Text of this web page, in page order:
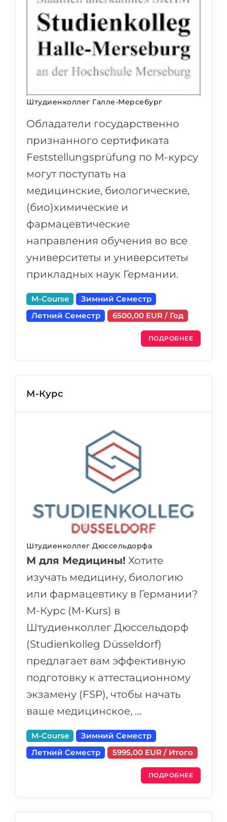
Штудиенколлег Галле-Мерсебург
Обладатели государственно
признанного сертификата
Feststellungsprüfung по М-курсу
могут поступать на
медицинские, биологические,
(био)химические и
фармацевтические
направления обучения во все
университеты и университеты
прикладных наук Германии.
M-Course
Зимний Семестр
Летний Семестр
6500,00 EUR / Год
ПОДРОБНЕЕ
М-Курс
Штудиенколлег Дюссельдорфа
М для Медицины! Хотите
изучать медицину, биологию
или фармацевтику в Германии?
М-Курс (M-Kurs) в
Штудиенколлег Дюссельдорф
(Studienkolleg Düsseldorf)
предлагает вам эффективную
подготовку к аттестационному
экзамену (FSP), чтобы начать
ваше медицинское, …
M-Course
Зимний Семестр
Летний Семестр
5995,00 EUR / Итого
ПОДРОБНЕЕ